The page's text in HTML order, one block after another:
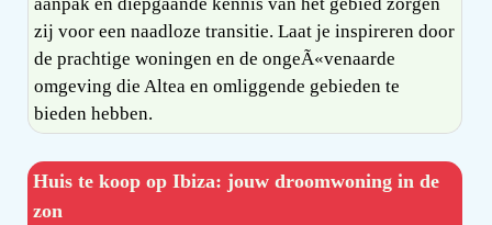
zij voor een naadloze transitie. Laat je inspireren door
de prachtige woningen en de ongeÃ«venaarde
omgeving die Altea en omliggende gebieden te
bieden hebben.
Huis te koop op Ibiza: jouw droomwoning in de
zon